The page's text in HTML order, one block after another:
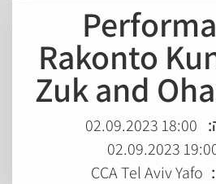
Rakonto
Zuk and
18:00 02.09.2023
19:00
CCA Tel Aviv Yafo